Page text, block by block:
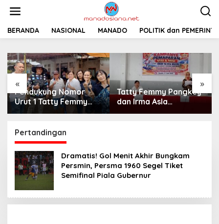
t
BERANDA NASIONAL MANADO POLITIK dan
« »
Pendukung Nomor
Urut 1 Tatty Femmy
Pangkey Berikan
Pemaparan Visi dan
Misi di Desa Waleure
Tatty Femmy Pangkey
dan Irma Asla
Paparkan Visi Misi
Pertandingan
Dramatis! Gol Menit Akhir Bungkam
Persmin, Persma 1960 Segel Tiket
Semifinal Piala Gubernur